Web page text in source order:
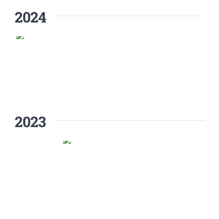
2024
2023